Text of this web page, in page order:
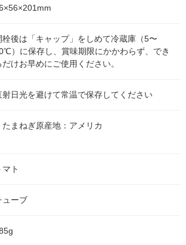
栓後は「キャップ」をしめて冷蔵庫（5〜
）に保存し、賞味期限にかかわらず、でき
だけお早めにご使用ください。
射日光を避けて常温で保存してください
たまねぎ原産地：アメリカ
マト
ューブ